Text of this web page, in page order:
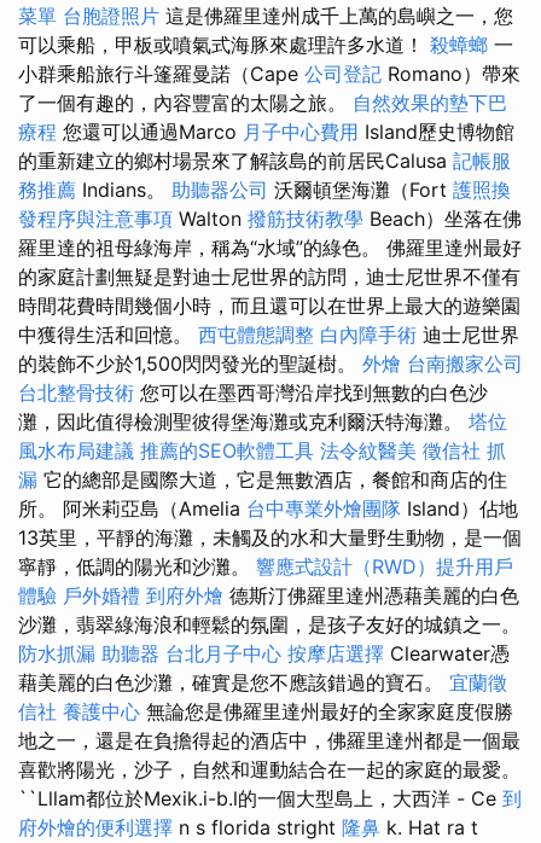
菜單 台胞證照片 這是佛羅里達州成千上萬的島嶼之一，您
可以乘船，甲板或噴氣式海豚來處理許多水道！ 殺蟑螂 一
小群乘船旅行斗篷羅曼諾（Cape 公司登記 Romano）帶來
了一個有趣的，內容豐富的太陽之旅。 自然效果的墊下巴
療程 您還可以通過Marco 月子中心費用 Island歷史博物館
的重新建立的鄉村場景來了解該島的前居民Calusa 記帳服
務推薦 Indians。 助聽器公司 沃爾頓堡海灘（Fort 護照換
發程序與注意事項 Walton 撥筋技術教學 Beach）坐落在佛
羅里達的祖母綠海岸，稱為“水域”的綠色。 佛羅里達州最好
的家庭計劃無疑是對迪士尼世界的訪問，迪士尼世界不僅有
時間花費時間幾個小時，而且還可以在世界上最大的遊樂園
中獲得生活和回憶。 西屯體態調整 白內障手術 迪士尼世界
的裝飾不少於1,500閃閃發光的聖誕樹。 外燴 台南搬家公司
台北整骨技術 您可以在墨西哥灣沿岸找到無數的白色沙
灘，因此值得檢測聖彼得堡海灘或克利爾沃特海灘。 塔位
風水布局建議 推薦的SEO軟體工具 法令紋醫美 徵信社 抓
漏 它的總部是國際大道，它是無數酒店，餐館和商店的住
所。 阿米莉亞島（Amelia 台中專業外燴團隊 Island）佔地
13英里，平靜的海灘，未觸及的水和大量野生動物，是一個
寧靜，低調的陽光和沙灘。 響應式設計（RWD）提升用戶
體驗 戶外婚禮 到府外燴 德斯汀佛羅里達州憑藉美麗的白色
沙灘，翡翠綠海浪和輕鬆的氛圍，是孩子友好的城鎮之一。
防水抓漏 助聽器 台北月子中心 按摩店選擇 Clearwater憑
藉美麗的白色沙灘，確實是您不應該錯過的寶石。 宜蘭徵
信社 養護中心 無論您是佛羅里達州最好的全家家庭度假勝
地之一，還是在負擔得起的酒店中，佛羅里達州都是一個最
喜歡將陽光，沙子，自然和運動結合在一起的家庭的最愛。
``Lllam都位於Mexik.i-b.l的一個大型島上，大西洋 - Ce 到
府外燴的便利選擇 n s florida stright 隆鼻 k. Hat ra t